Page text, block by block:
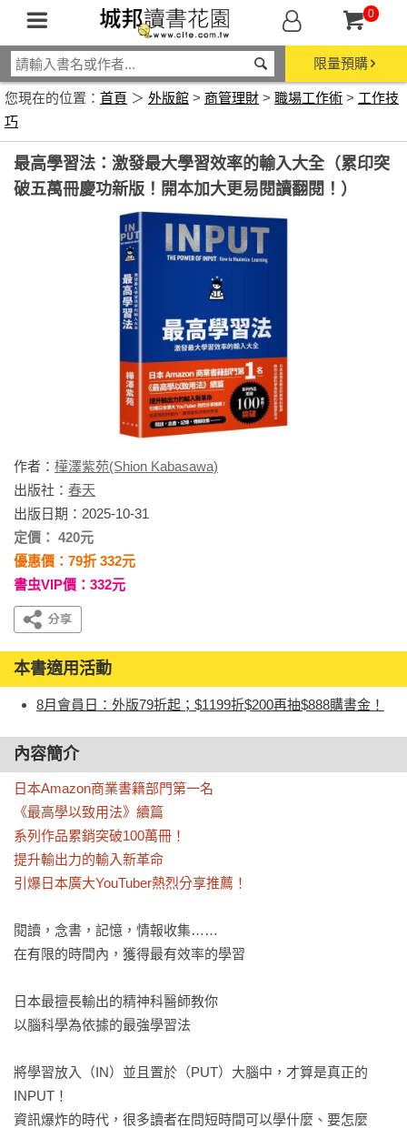
0
限量預購
您現在的位置： 首頁 ＞ 外版館 > 商管理財 > 職場工作術 > 工作技
巧
最高學習法：激發最大學習效率的輸入大全（累印突
破五萬冊慶功新版！開本加大更易閱讀翻閱！）
作者： 樺澤紫苑(Shion Kabasawa)
出版社： 春天
出版日期：2025-10-31
定價： 420元
優惠價：79折 332元
書虫VIP價：332元
本書適用活動
8月會員日：外版79折起；$1199折$200再抽$888購書金！
內容簡介
日本Amazon商業書籍部門第一名
《最高學以致用法》續篇
系列作品累銷突破100萬冊！
提升輸出力的輸入新革命
引爆日本廣大YouTuber熱烈分享推薦！
閱讀，念書，記憶，情報收集……
在有限的時間內，獲得最有效率的學習
日本最擅長輸出的精神科醫師教你
以腦科學為依據的最強學習法
將學習放入（IN）並且置於（PUT）大腦中，才算是真正的
INPUT！
資訊爆炸的時代，很多讀者在問短時間可以學什麼、要怎麼